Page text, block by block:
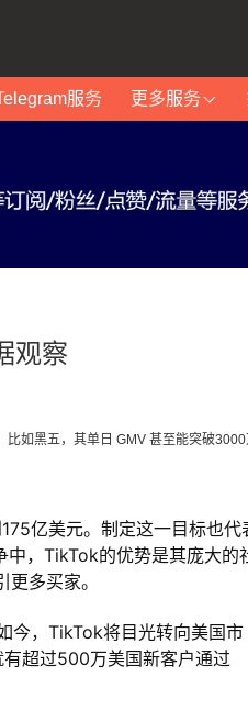
服务 更多服务
观察
如黑五，其单日 GMV 甚至能突破3000
亿美元。制定这一目标也代
，TikTok的优势是其庞大的
多买家。
今，TikTok将目光转向美国市
超过500万美国新客户通过